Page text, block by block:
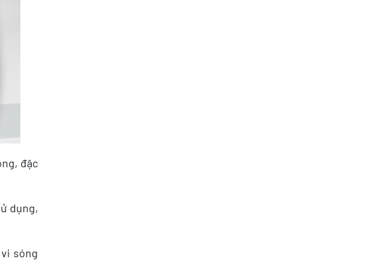
đặc
dụng,
sóng